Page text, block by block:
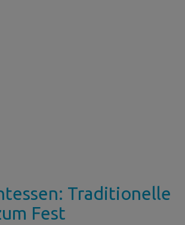
Traditionelle
Fest